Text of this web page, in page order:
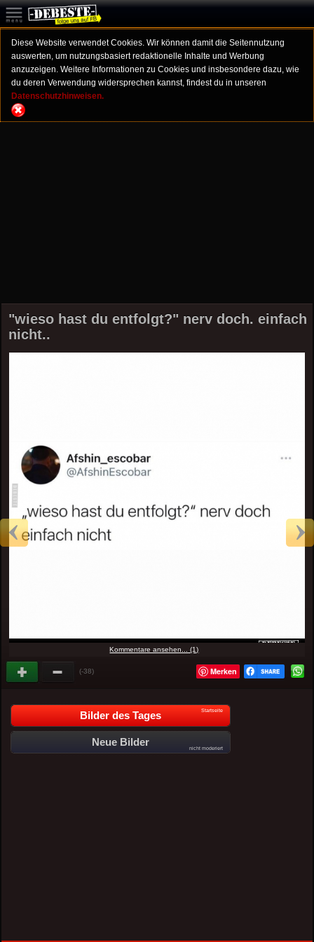
Diese Website verwendet Cookies. Wir können damit die Seitennutzung
auswerten, um nutzungsbasiert redaktionelle Inhalte und Werbung
anzuzeigen. Weitere Informationen zu Cookies und insbesondere dazu, wie
du deren Verwendung widersprechen kannst, findest du in unseren
Datenschutzhinweisen.
"wieso hast du entfolgt?" nerv doch. einfach
nicht..
Kommentare ansehen... (1)
(-38) Merken
Bilder des Tages Startseite
Neue Bilder
nicht moderiert